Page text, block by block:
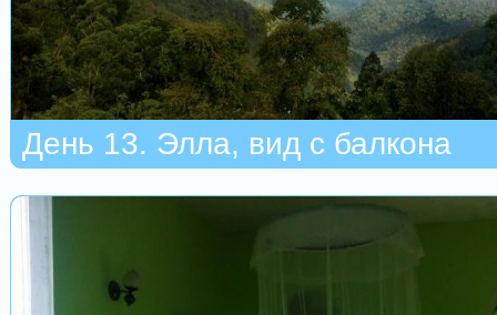
День 13. Элла, вид с балкона